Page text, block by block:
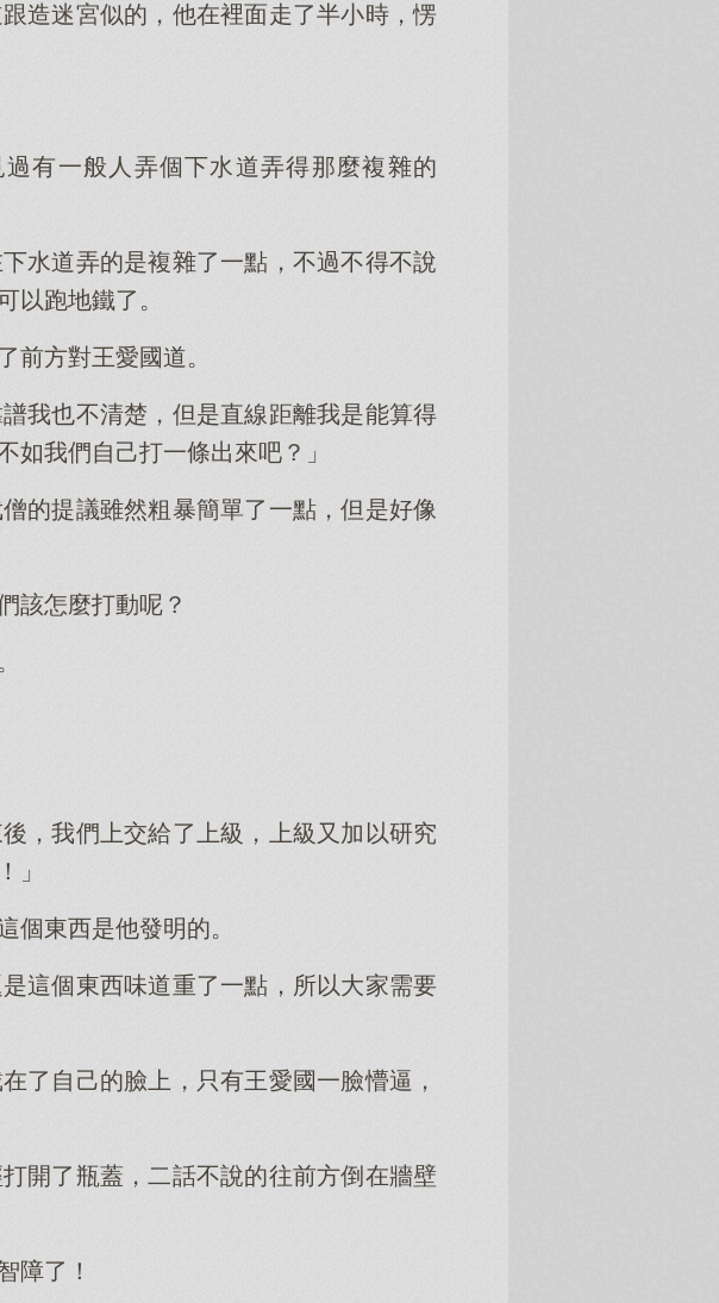
造迷宮似的，他在裡面走了半小時，愣
有一般人弄個下水道弄得那麼複雜的
水道弄的是複雜了一點，不過不得不說
以跑地鐵了。
前方對王愛國道。
我也不清楚，但是直線距離我是能算得
如我們自己打一條出來吧？」
的提議雖然粗暴簡單了一點，但是好像
該怎麼打動呢？
，我們上交給了上級，上級又加以研究
」
個東西是他發明的。
這個東西味道重了一點，所以大家需要
了自己的臉上，只有王愛國一臉懵逼，
開了瓶蓋，二話不說的往前方倒在牆壁
障了！